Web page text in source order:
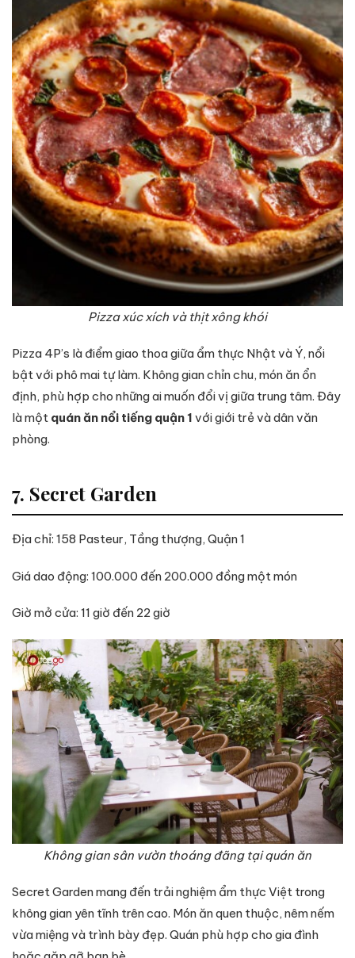
Pizza xúc xích và thịt xông khói
Pizza 4P’s là điểm giao thoa giữa ẩm thực Nhật và Ý, nổi
bật với phô mai tự làm. Không gian chỉn chu, món ăn ổn
định, phù hợp cho những ai muốn đổi vị giữa trung tâm. Đây
là một quán ăn nổi tiếng quận 1 với giới trẻ và dân văn
phòng.
7. Secret Garden
Địa chỉ: 158 Pasteur, Tầng thượng, Quận 1
Giá dao động: 100.000 đến 200.000 đồng một món
Giờ mở cửa: 11 giờ đến 22 giờ
Không gian sân vườn thoáng đãng tại quán ăn
Secret Garden mang đến trải nghiệm ẩm thực Việt trong
không gian yên tĩnh trên cao. Món ăn quen thuộc, nêm nếm
vừa miệng và trình bày đẹp. Quán phù hợp cho gia đình